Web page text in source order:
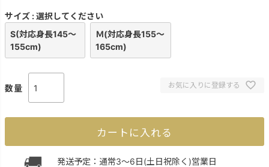
サイズ 選択してください
S(対応身長145～
155cm)
Ｍ(対応身長155～
165cm)
お気に入りに登録する
カートに入れる
発送予定：通常3～6日(土日祝除く)営業日